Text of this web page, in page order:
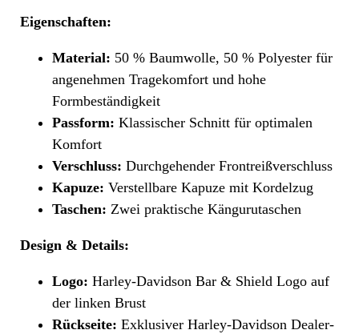
Eigenschaften:
Material: 50 % Baumwolle, 50 % Polyester für
angenehmen Tragekomfort und hohe
Formbeständigkeit
Passform: Klassischer Schnitt für optimalen
Komfort
Verschluss: Durchgehender Frontreißverschluss
Kapuze: Verstellbare Kapuze mit Kordelzug
Taschen: Zwei praktische Kängurutaschen
Design & Details:
Logo: Harley-Davidson Bar & Shield Logo auf
der linken Brust
Rückseite: Exklusiver Harley-Davidson Dealer-